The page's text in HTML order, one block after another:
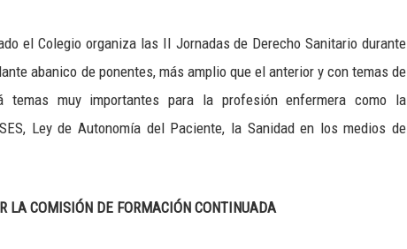
el Colegio organiza las II Jornadas de Derecho Sanitario durante
abanico de ponentes, más amplio que el anterior y con temas de
muy importantes para la profesión enfermera como la
Ley de Autonomía del Paciente, la Sanidad en los medios de
LA COMISIÓN DE FORMACIÓN CONTINUADA